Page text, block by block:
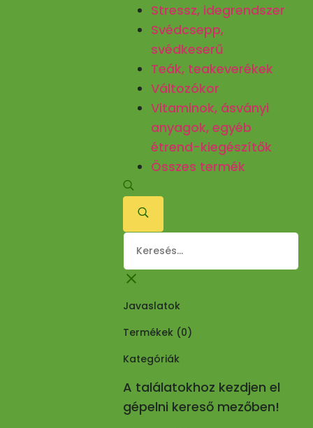
Stressz, idegrendszer
Svédcsepp,
svédkeserű
Teák, teakeverékek
Változókor
Vitaminok, ásványi
anyagok, egyéb
étrend-kiegészítők
Összes termék
Javaslatok
Termékek (0)
Kategóriák
A találatokhoz kezdjen el
gépelni kereső mezőben!